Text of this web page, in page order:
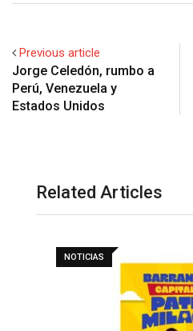
Previous article
Jorge Celedón, rumbo a
Perú, Venezuela y
Estados Unidos
Related Articles
NOTICIAS